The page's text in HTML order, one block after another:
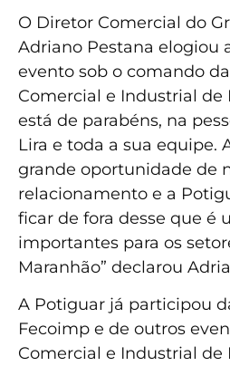
O Diretor Comercial do
Adriano Pestana elogiou
evento sob o comando
Comercial e Industrial de
está de parabéns, na
Lira e toda a sua equipe.
grande oportunidade de
relacionamento e a
ficar de fora desse que é
importantes para os
Maranhão” declarou
A Potiguar já participou
Fecoimp e de outros
Comercial e Industrial de